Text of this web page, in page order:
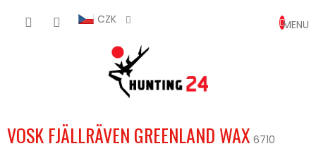
CZK
KOŠÍK
VOSK FJÄLLRÄVEN GREENLAND WAX 6710